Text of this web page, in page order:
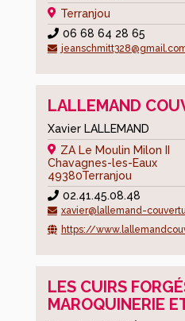
Terranjou
06 68 64 28 65
LALLEMAND
Xavier LALLEMAND
ZA Le Moulin Milon II
Chavagnes-les-Eaux
49380Terranjou
02.41.45.08.48
xavier@lallemand-
https://
LES CUIRS
MAROQUINERIE